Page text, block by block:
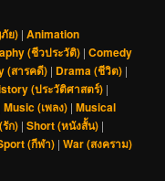
ย) |Animation
(ชีวประวัติ) |Comedy
(สารคดี) | Drama (ชีวิต) |
(ประวัติศาสตร์) |
|Music (เพลง) |Musical
ก) |Short (หนังสั้น) |
(กีฬา) |War (สงคราม)